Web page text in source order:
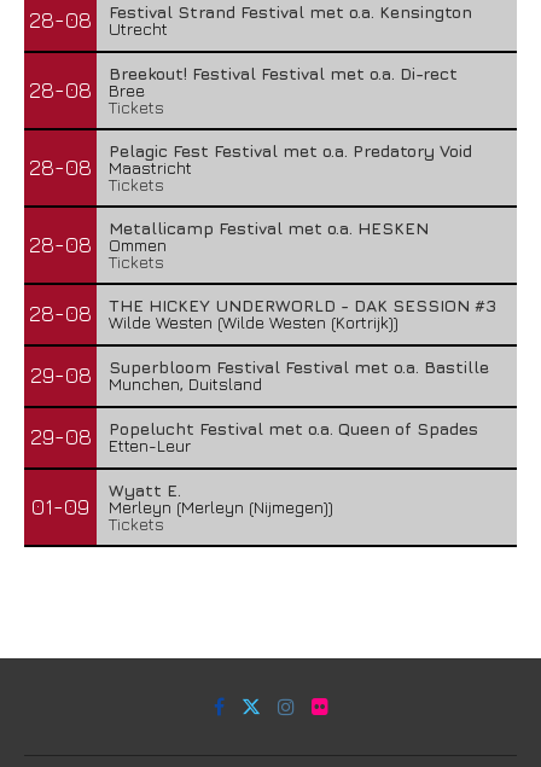
28-08
Festival Strand Festival met o.a. Kensington
Utrecht
28-08
Breekout! Festival Festival met o.a. Di-rect
Bree
Tickets
28-08
Pelagic Fest Festival met o.a. Predatory Void
Maastricht
Tickets
28-08
Metallicamp Festival met o.a. HESKEN
Ommen
Tickets
28-08
THE HICKEY UNDERWORLD - DAK SESSION #3
Wilde Westen (Wilde Westen (Kortrijk))
29-08
Superbloom Festival Festival met o.a. Bastille
Munchen, Duitsland
29-08
Popelucht Festival met o.a. Queen of Spades
Etten-Leur
01-09
Wyatt E.
Merleyn (Merleyn (Nijmegen))
Tickets